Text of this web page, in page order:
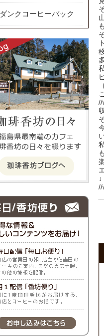
//
↓
//
ダンクコーヒーバック